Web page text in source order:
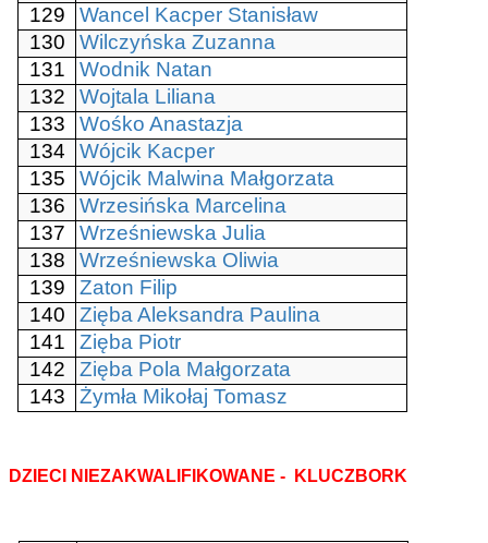
129
Wancel Kacper Stanisław
130
Wilczyńska Zuzanna
131
Wodnik Natan
132
Wojtala Liliana
133
Wośko Anastazja
134
Wójcik Kacper
135
Wójcik Malwina Małgorzata
136
Wrzesińska Marcelina
137
Wrześniewska Julia
138
Wrześniewska Oliwia
139
Zaton Filip
140
Zięba Aleksandra Paulina
141
Zięba Piotr
142
Zięba Pola Małgorzata
143
Żymła Mikołaj Tomasz
DZIECI NIEZAKWALIFIKOWANE - KLUCZBORK